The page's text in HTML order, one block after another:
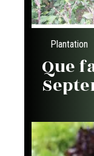
Plantation
Que